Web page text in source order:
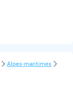
Alpes-maritimes